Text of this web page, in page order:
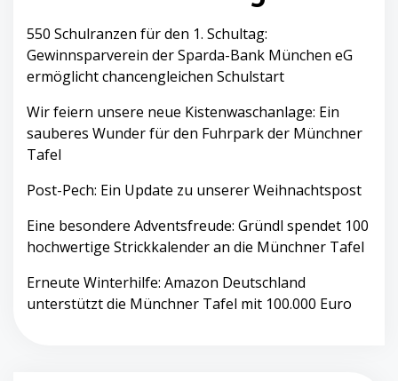
550 Schulranzen für den 1. Schultag:
Gewinnsparverein der Sparda-Bank München eG
ermöglicht chancengleichen Schulstart
Wir feiern unsere neue Kistenwaschanlage: Ein
sauberes Wunder für den Fuhrpark der Münchner
Tafel
Post-Pech: Ein Update zu unserer Weihnachtspost
Eine besondere Adventsfreude: Gründl spendet 100
hochwertige Strickkalender an die Münchner Tafel
Erneute Winterhilfe: Amazon Deutschland
unterstützt die Münchner Tafel mit 100.000 Euro